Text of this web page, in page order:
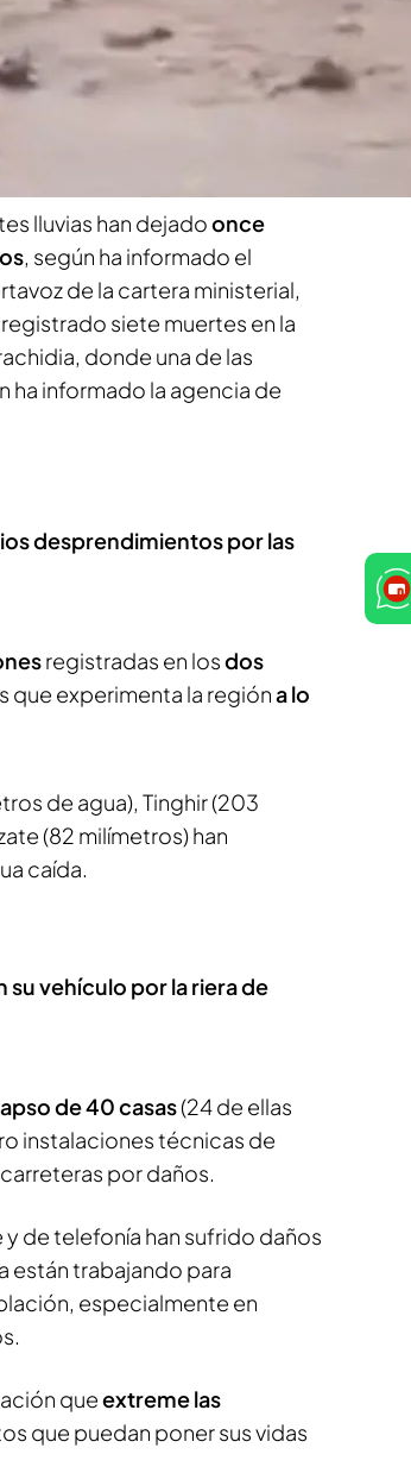
otro fuerte temporalde lluvia
Argelia.
Según informa Ana
ya una veintena de víctimas y
lluvias han dejadoonce
, según ha informado el
de la cartera ministerial,
siete muertes en la
donde una de las
ha informado la agencia de
desprendimientos por las
registradas en losdos
que experimenta la regióna lo
de agua), Tinghir (203
(82 milímetros) han
caída.
su vehículo por la riera de
de 40 casas(24 de ellas
instalaciones técnicas de
por daños.
de telefonía han sufrido daños
están trabajando para
especialmente en
queextreme las
que puedan poner sus vidas